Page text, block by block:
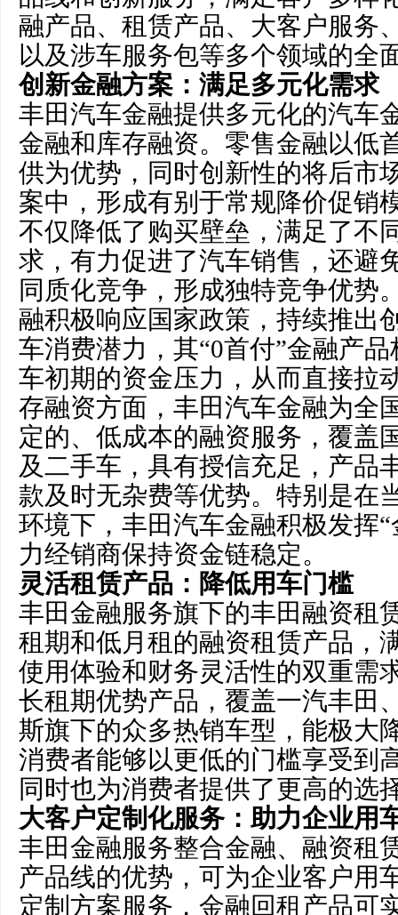
融产品、租赁产品、大客户服务
以及涉车服务包等多个领域的全
创新金融方案：满足多元化需求
丰田汽车金融提供多元化的汽车
金融和库存融资。零售金融以低
供为优势，同时创新性的将后市
案中，形成有别于常规降价促销
不仅降低了购买壁垒，满足了不
求，有力促进了汽车销售，还避
同质化竞争，形成独特竞争优势
融积极响应国家政策，持续推出
车消费潜力，其“0首付”金融产
车初期的资金压力，从而直接拉
存融资方面，丰田汽车金融为全
定的、低成本的融资服务，覆盖
及二手车，具有授信充足，产品
款及时无杂费等优势。特别是在
环境下，丰田汽车金融积极发挥
力经销商保持资金链稳定。
灵活租赁产品：降低用车门槛
丰田金融服务旗下的丰田融资租
租期和低月租的融资租赁产品，
使用体验和财务灵活性的双重需
长租期优势产品，覆盖一汽丰田
斯旗下的众多热销车型，能极大
消费者能够以更低的门槛享受到
同时也为消费者提供了更高的选
大客户定制化服务：助力企业用
丰田金融服务整合金融、融资租
产品线的优势，可为企业客户用
定制方案服务，金融回租产品可